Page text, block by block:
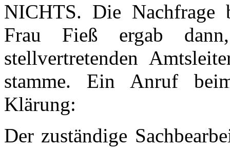
NICHTS. Die Nachfrage
Frau Fieß ergab
stellvertretenden
stamme. Ein Anruf
Klärung:
Der zuständige